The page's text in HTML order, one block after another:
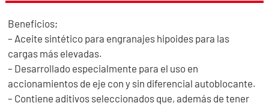
Beneficios;
– Aceite sintético para engranajes hipoides para las
cargas más elevadas.
– Desarrollado especialmente para el uso en
accionamientos de eje con y sin diferencial autoblocante.
– Contiene aditivos seleccionados que, además de tener